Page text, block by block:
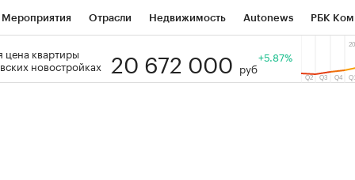
Мероприятия Отрасли Недвижимость Autonews РБК
РБК Образование Тренды
цена квартиры
новостройках
20 672 000 руб
+5.87%